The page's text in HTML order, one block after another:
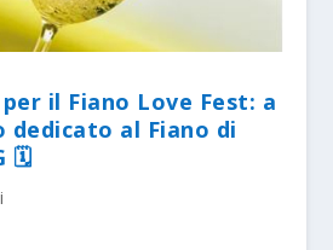
il Fiano Love Fest: a
dedicato al Fiano di
🗓